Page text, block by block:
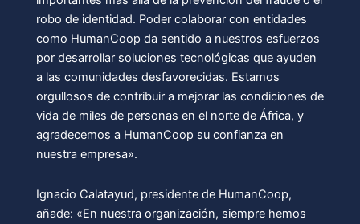
robo de identidad. Poder colaborar con entidades
como HumanCoop da sentido a nuestros esfuerzos
por desarrollar soluciones tecnológicas que ayuden
a las comunidades desfavorecidas. Estamos
orgullosos de contribuir a mejorar las condiciones de
vida de miles de personas en el norte de África, y
agradecemos a HumanCoop su confianza en
nuestra empresa».
Ignacio Calatayud, presidente de HumanCoop,
añade: «En nuestra organización, siempre hemos